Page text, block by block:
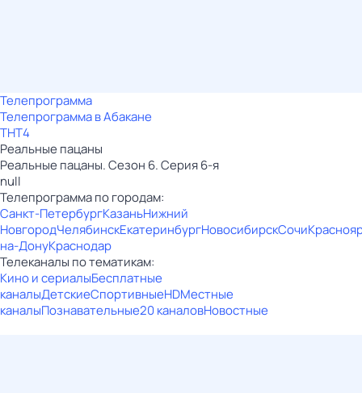
Телепрограмма
Телепрограмма в Абакане
ТНТ4
Реальные пацаны
Реальные пацаны. Сезон 6. Серия 6-я
null
Телепрограмма по городам:
Санкт-ПетербургКазаньНижний
НовгородЧелябинскЕкатеринбургНовосибирскСочи
на-ДонуКраснодар
Телеканалы по тематикам:
Кино и сериалыБесплатные
каналыДетскиеСпортивныеHDМестные
каналыПознавательные20 каналовНовостные